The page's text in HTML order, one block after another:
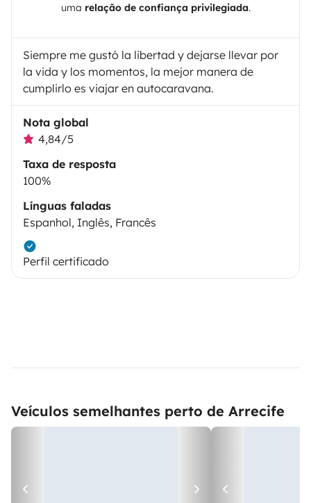
uma relação de confiança privilegiada.
Siempre me gustó la libertad y dejarse llevar por
la vida y los momentos, la mejor manera de
cumplirlo es viajar en autocaravana.
Nota global
4,84/5
Taxa de resposta
100%
Línguas faladas
Espanhol, Inglês, Francês
Perfil certificado
Veículos semelhantes perto de Arrecife